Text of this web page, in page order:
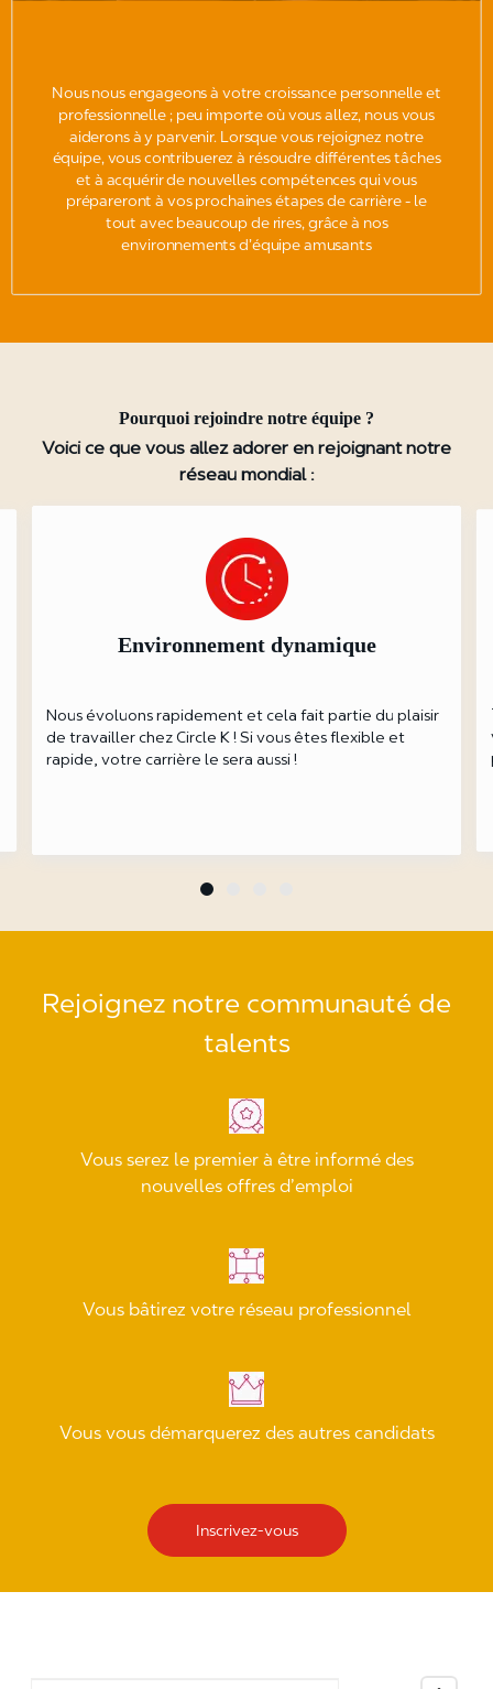
Nous nous engageons à votre croissance personnelle et
professionnelle ; peu importe où vous allez, nous vous
aiderons à y parvenir. Lorsque vous rejoignez notre
équipe, vous contribuerez à résoudre différentes tâches
et à acquérir de nouvelles compétences qui vous
prépareront à vos prochaines étapes de carrière - le
tout avec beaucoup de rires, grâce à nos
environnements d’équipe amusants
Pourquoi rejoindre notre équipe ?
Voici ce que vous allez adorer en rejoignant notre
réseau mondial :
Environnement dynamique
Nous évoluons rapidement et cela fait partie du plaisir
de travailler chez Circle K ! Si vous êtes flexible et
rapide, votre carrière le sera aussi !
Rejoignez notre communauté de
talents
Vous serez le premier à être informé des
nouvelles offres d’emploi
Vous bâtirez votre réseau professionnel
Vous vous démarquerez des autres candidats
Inscrivez-vous